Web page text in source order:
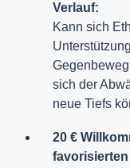
Verlauf:
Kann sich
sich der
neue Tiefs
20 €